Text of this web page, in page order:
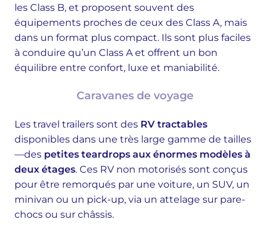
les Class B, et proposent souvent des
équipements proches de ceux des Class A, mais
dans un format plus compact. Ils sont plus faciles
à conduire qu’un Class A et offrent un bon
équilibre entre confort, luxe et maniabilité.
Caravanes de voyage
Les travel trailers sont des RV tractables
disponibles dans une très large gamme de tailles
—des petites teardrops aux énormes modèles à
deux étages. Ces RV non motorisés sont conçus
pour être remorqués par une voiture, un SUV, un
minivan ou un pick-up, via un attelage sur pare-
chocs ou sur châssis.